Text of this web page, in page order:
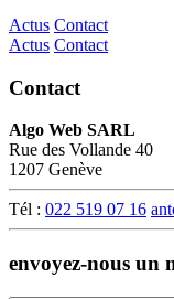
Actus Contact
Actus Contact
Contact
Algo Web SARL
Rue des Vollande 40
1207 Genève
Tél : 022 519 07 16
envoyez-nous un